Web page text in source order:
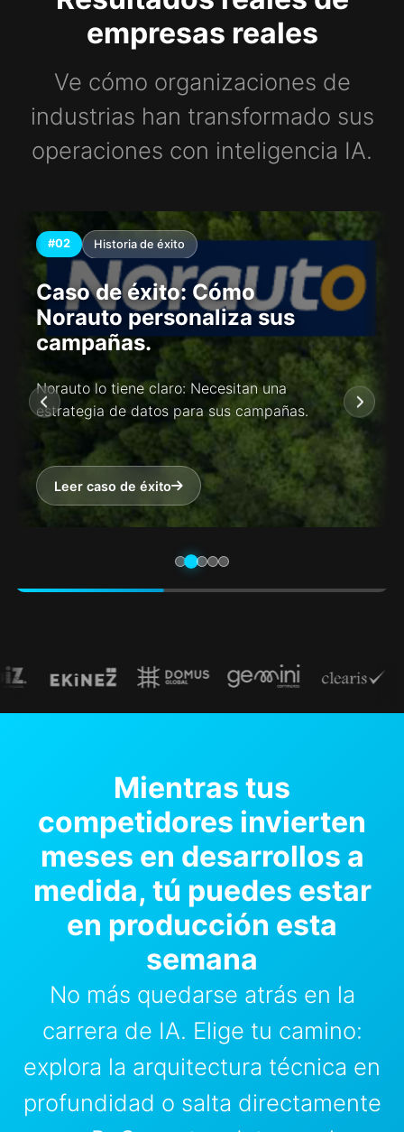
empresas reales
Ve cómo organizaciones de
industrias han transformado sus
operaciones con inteligencia IA.
#02 Historia de éxito
Caso de éxito: Cómo
Norauto personaliza sus
campañas.
Norauto lo tiene claro: Necesitan una
estrategia de datos para sus campañas.
Leer caso de éxito
Mientras tus
competidores invierten
meses en desarrollos a
medida, tú puedes estar
en producción esta
semana
No más quedarse atrás en la
carrera de IA. Elige tu camino:
explora la arquitectura técnica en
profundidad o salta directamente